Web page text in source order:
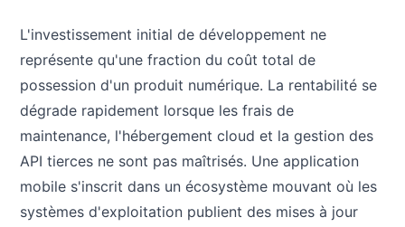
L'investissement initial de développement ne
représente qu'une fraction du coût total de
possession d'un produit numérique. La rentabilité se
dégrade rapidement lorsque les frais de
maintenance, l'hébergement cloud et la gestion des
API tierces ne sont pas maîtrisés. Une application
mobile s'inscrit dans un écosystème mouvant où les
systèmes d'exploitation publient des mises à jour